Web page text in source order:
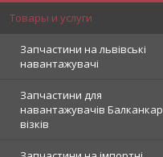
Товары и услуги
Запчастини на львівські
навантажувачі
Запчастини для
навантажувачів Балканкар
візків